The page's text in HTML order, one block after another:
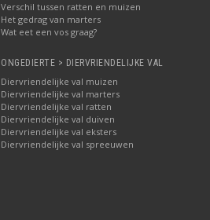
Verschil tussen ratten en muizen
Het gedrag van marters
Wat eet een vos graag?
ONGEDIERTE > DIERVRIENDELIJKE VAL
Diervriendelijke val muizen
Diervriendelijke val marters
Diervriendelijke val ratten
Diervriendelijke val duiven
Diervriendelijke val eksters
Diervriendelijke val spreeuwen